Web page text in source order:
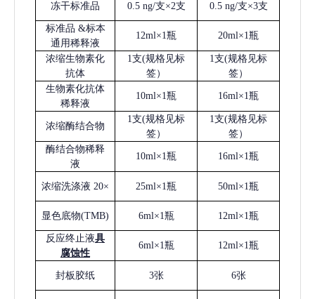
冻干标准品 0.5 ng/支×2支 0.5 ng/支×3支
标准品 &标本
通用稀释液
12ml×1瓶 20ml×1瓶
浓缩生物素化
抗体
1支(规格见标
签）
1支(规格见标
签）
生物素化抗体
稀释液
10ml×1瓶 16ml×1瓶
浓缩酶结合物
1支(规格见标
签）
1支(规格见标
签）
酶结合物稀释
液
10ml×1瓶 16ml×1瓶
浓缩洗涤液 20× 25ml×1瓶 50ml×1瓶
显色底物(TMB) 6ml×1瓶 12ml×1瓶
反应终止液具
腐蚀性
6ml×1瓶 12ml×1瓶
封板胶纸 3张 6张